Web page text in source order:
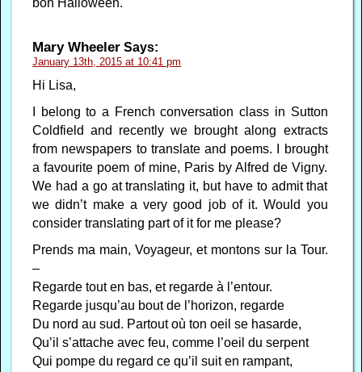
bon Halloween.
Mary Wheeler Says:
January 13th, 2015 at 10:41 pm
Hi Lisa,
I belong to a French conversation class in Sutton
Coldfield and recently we brought along extracts
from newspapers to translate and poems. I brought
a favourite poem of mine, Paris by Alfred de Vigny.
We had a go at translating it, but have to admit that
we didn’t make a very good job of it. Would you
consider translating part of it for me please?
Prends ma main, Voyageur, et montons sur la Tour.
–
Regarde tout en bas, et regarde à l’entour.
Regarde jusqu’au bout de l’horizon, regarde
Du nord au sud. Partout où ton oeil se hasarde,
Qu’il s’attache avec feu, comme l’oeil du serpent
Qui pompe du regard ce qu’il suit en rampant,